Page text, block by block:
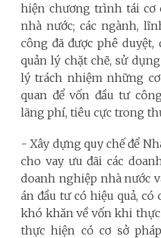
hiện chương trình tái cơ
nhà nước; các ngành,
công đã được phê
quản lý chặt chẽ, sử
lý trách nhiệm những
quan để vốn đầu tư
lãng phí, tiêu cực trong
- Xây dựng quy chế để
cho vay ưu đãi các
doanh nghiệp nhà nước
án đầu tư có hiệu quả,
khó khăn về vốn khi
thực hiện có cơ sở